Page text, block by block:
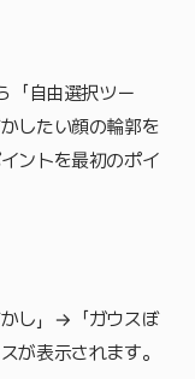
「自由選択ツー
したい顔の輪郭を
ントを最初のポイ
し」→「ガウスぼ
が表示されます。